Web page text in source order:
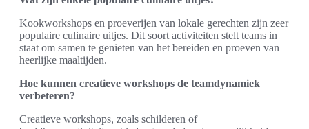
Kookworkshops en proeverijen van lokale gerechten zijn zeer
populaire culinaire uitjes. Dit soort activiteiten stelt teams in
staat om samen te genieten van het bereiden en proeven van
heerlijke maaltijden.
Hoe kunnen creatieve workshops de teamdynamiek
verbeteren?
Creatieve workshops, zoals schilderen of